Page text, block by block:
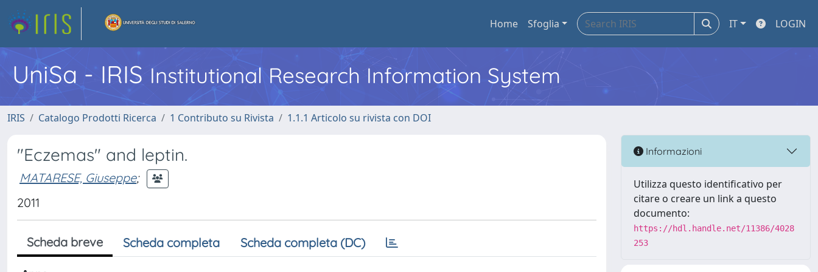
Home Sfoglia IT LOGIN
UniSa - IRIS Institutional Research Information System
IRIS Catalogo Prodotti Ricerca 1 Contributo su Rivista 1.1.1 Articolo su rivista con DOI
"Eczemas" and leptin.
MATARESE, Giuseppe;
2011
Scheda breve Scheda completa Scheda completa (DC)
Informazioni
Utilizza questo identificativo per
citare o creare un link a questo
documento:
https://hdl.handle.net/11386/4028
253